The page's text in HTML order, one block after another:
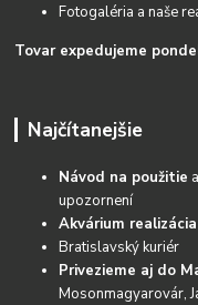
Fotogaléria a naše
Tovar expedujeme
Najčítanejšie
Návod na použitie
upozornení
Akvárium realizácia
Bratislavský kuriér
Privezieme aj do
Mosonmagyarovár,